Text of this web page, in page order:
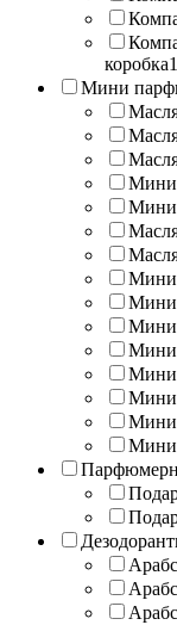
коробка
Мини
Мини
Мини
Мини
Мини
Мини
Мини
Мини
Мини
Мини
Мини